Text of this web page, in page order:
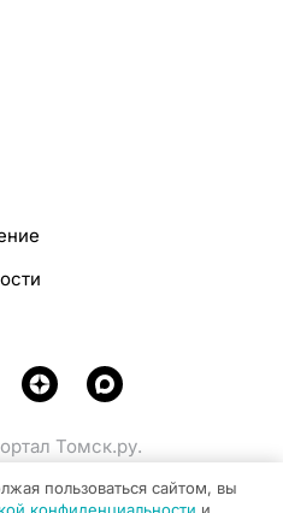
Томск.ру.
связи и массовых
пользоваться сайтом, вы
конфиденциальности и